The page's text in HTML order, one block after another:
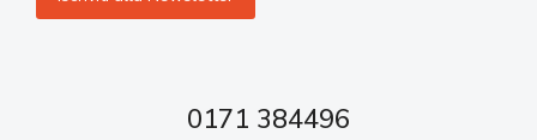
0171 384496